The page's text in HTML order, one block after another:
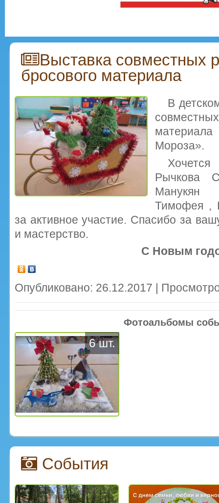
Выставка совместных
бросового материала
В
Мороза».
Рычкова
Манукян
Тимофея ,
за активное участие. Спасибо за
и мастерство.
С Новым
Опубликовано: 26.12.2017 |
Фотоальбомы
6 шт.
События